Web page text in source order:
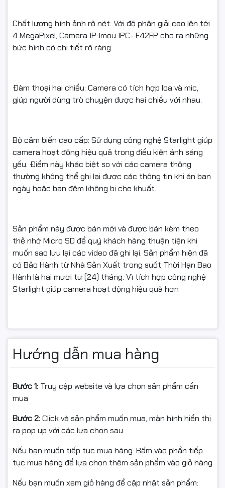
Chất lượng hình ảnh rõ nét: Với độ phân giải cao lên tới
4 MegaPixel, Camera IP Imou IPC- F42FP cho ra những
bức hình có chi tiết rõ ràng.
Đàm thoại hai chiều: Camera có tích hợp loa và mic,
giúp người dùng trò chuyện được hai chiều với nhau.
Bộ cảm biến cao cấp: Sử dụng công nghệ Starlight giúp
camera hoạt động hiệu quả trong điều kiện ánh sáng
yếu. Điểm này khác biệt so với các camera thông
thường không thể ghi lại được các thông tin khi án ban
ngày hoặc ban đêm không bị che khuất.
Sản phẩm này được bán mới và được bán kèm theo
thẻ nhớ Micro SD để quý khách hàng thuận tiện khi
muốn sao lưu lại các video đã ghi lại. Sản phẩm hiện đã
có Bảo Hành từ Nhà Sản Xuất trong suốt Thời Hạn Bao
Hành là hai mươi tư (24) tháng. Vì tích hợp công nghệ
Starlight giúp camera hoạt động hiệu quả hơn
Hướng dẫn mua hàng
Bước 1: Truy cập website và lựa chọn sản phẩm cần
mua
Bước 2:Click và sản phẩm muốn mua, màn hình hiển thị
ra pop up với các lựa chọn sau
Nếu bạn muốn tiếp tục mua hàng: Bấm vào phần tiếp
tục mua hàng để lựa chọn thêm sản phẩm vào giỏ hàng
Nếu bạn muốn xem giỏ hàng để cập nhật sản phẩm: